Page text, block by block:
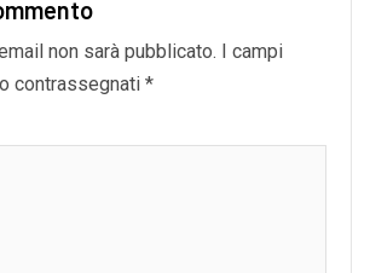
non sarà pubblicato.
I campi
contrassegnati *